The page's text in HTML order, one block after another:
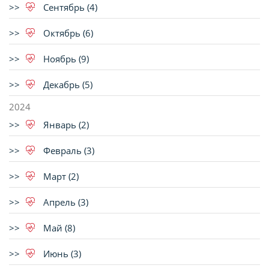
Сентябрь (4)
Октябрь (6)
Ноябрь (9)
Декабрь (5)
2024
Январь (2)
Февраль (3)
Март (2)
Апрель (3)
Май (8)
Июнь (3)